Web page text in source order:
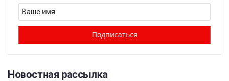
Новостная рассылка​